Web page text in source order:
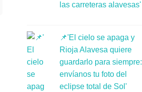
las carreteras alavesas'
📌'El cielo se apaga y
Rioja Alavesa quiere
guardarlo para siempre:
envíanos tu foto del
eclipse total de Sol'